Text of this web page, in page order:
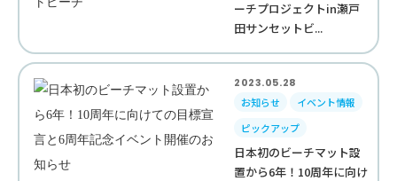
ーチプロジェクトin瀬戸
田サンセットビ...
2023.05.28
お知らせ
イベント情報
ピックアップ
日本初のビーチマット設
置から6年！10周年に向け